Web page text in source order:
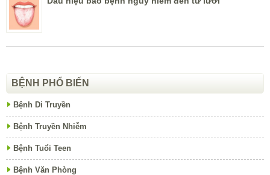
BỆNH PHỔ BIẾN
Bệnh Di Truyền
Bệnh Truyền Nhiễm
Bệnh Tuổi Teen
Bệnh Văn Phòng